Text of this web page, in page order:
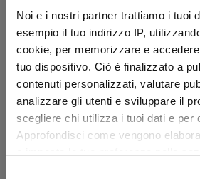
Noi e i nostri partner trattiamo i tuoi
esempio il tuo indirizzo IP,
cookie, per memorizzare e
tuo dispositivo. Ciò è finalizzato a
contenuti personalizzati, valutare
analizzare gli utenti e sviluppare il
scegliere chi utilizza i tuoi dati e per
Approfondisci come vengono